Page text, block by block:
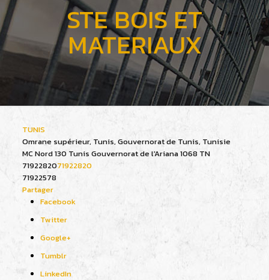
STE BOIS ET
MATERIAUX
TUNIS
Omrane supérieur, Tunis, Gouvernorat de Tunis, Tunisie
MC Nord 130 Tunis Gouvernorat de l'Ariana1068 TN
7192282071922820
71922578
Partager
Facebook
Twitter
Google+
Tumblr
LinkedIn